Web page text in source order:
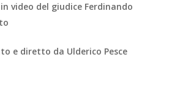
video del giudice Ferdinando
e diretto da Ulderico Pesce